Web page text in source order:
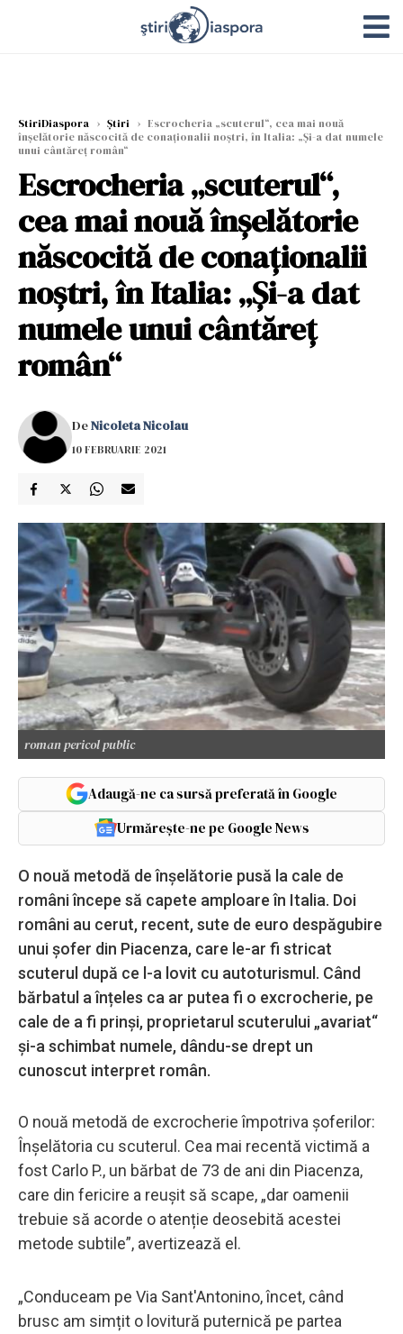
StiriDiaspora › Știri › Escrocheria „scuterul“, cea mai nouă
înșelătorie născocită de conaționalii noștri, în Italia: „Și-a dat numele
unui cântăreț român“
Escrocheria „scuterul“,
cea mai nouă înșelătorie
născocită de conaționalii
noștri, în Italia: „Și-a dat
numele unui cântăreț
român“
DeNicoleta Nicolau
10 FEBRUARIE 2021
roman pericol public
Adaugă-ne ca sursă preferată în Google
Urmărește-ne pe Google News
O nouă metodă de înșelătorie pusă la cale de
români începe să capete amploare în Italia. Doi
români au cerut, recent, sute de euro despăgubire
unui șofer din Piacenza, care le-ar fi stricat
scuterul după ce l-a lovit cu autoturismul. Când
bărbatul a înțeles ca ar putea fi o excrocherie, pe
cale de a fi prinși, proprietarul scuterului „avariat“
și-a schimbat numele, dându-se drept un
cunoscut interpret român.
O nouă metodă de excrocherie împotriva șoferilor:
Înșelătoria cu scuterul. Cea mai recentă victimă a
fost Carlo P., un bărbat de 73 de ani din Piacenza,
care din fericire a reușit să scape, „dar oamenii
trebuie să acorde o atenție deosebită acestei
metode subtile”, avertizează el.
„Conduceam pe Via Sant'Antonino, încet, când
brusc am simțit o lovitură puternică pe partea